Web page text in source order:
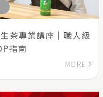
茶專業講座｜職人級
指南
MORE